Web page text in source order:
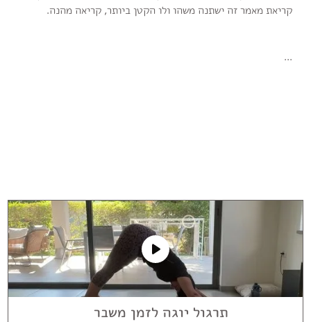
...
קריאת מאמר זה ישתנה משהו ולו הקטן ביותר, קריאה מהנה.
תרגול יוגה לזמן משבר